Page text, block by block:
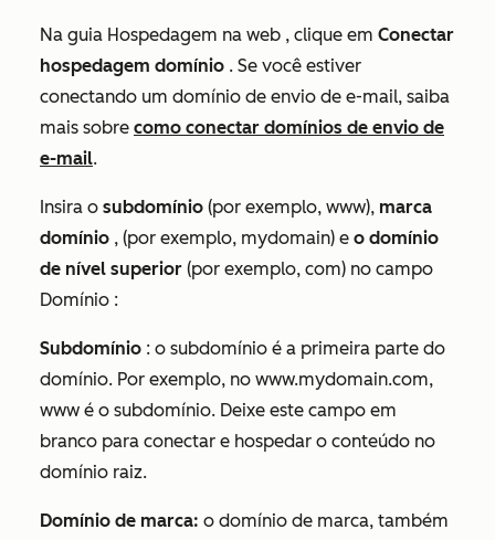
Na guia Hospedagem na web , clique em Conectar
hospedagem domínio . Se você estiver
conectando um domínio de envio de e-mail, saiba
mais sobre como conectar domínios de envio de
e-mail.
Insira o subdomínio (por exemplo, www), marca
domínio , (por exemplo, mydomain) e o domínio
de nível superior (por exemplo, com) no campo
Domínio :
Subdomínio : o subdomínio é a primeira parte do
domínio. Por exemplo, no www.mydomain.com,
www é o subdomínio. Deixe este campo em
branco para conectar e hospedar o conteúdo no
domínio raiz.
Domínio de marca: o domínio de marca, também